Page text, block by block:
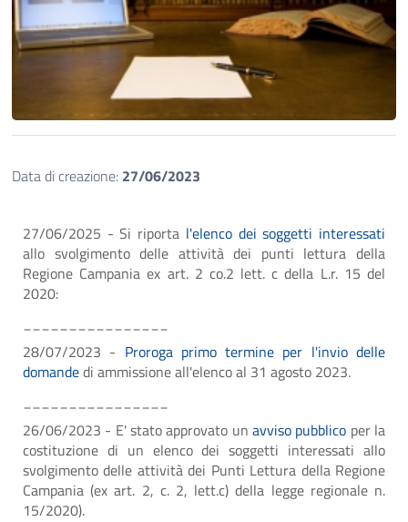
Data di creazione: 27/06/2023
27/06/2025 - Si riporta l'elenco dei soggetti interessati
allo svolgimento delle attività dei punti lettura della
Regione Campania ex art. 2 co.2 lett. c della L.r. 15 del
2020:
28/07/2023 - Proroga primo termine per l'invio delle
domandedi ammissione all'elenco al 31 agosto 2023.
26/06/2023 - E' stato approvato un avviso pubblico per la
costituzione di un elenco dei soggetti interessati allo
svolgimento delle attività dei Punti Lettura della Regione
Campania (ex art. 2, c. 2, lett.c) della legge regionale n.
15/2020).